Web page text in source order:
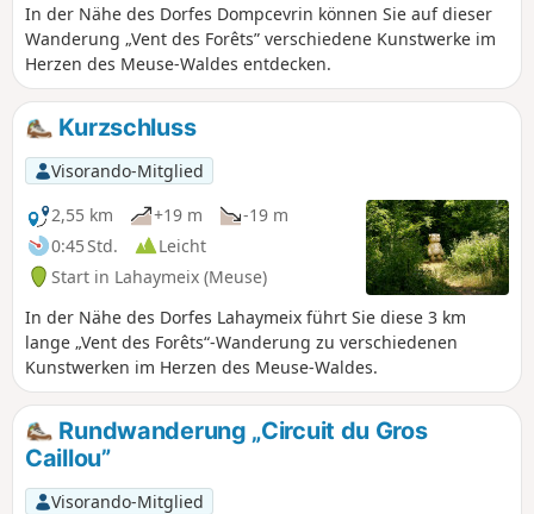
In der Nähe des Dorfes Dompcevrin können Sie auf dieser
Wanderung „Vent des Forêts” verschiedene Kunstwerke im
Herzen des Meuse-Waldes entdecken.
Kurzschluss
Visorando-Mitglied
2,55 km
+19 m
-19 m
0:45 Std.
Leicht
Start in Lahaymeix (Meuse)
In der Nähe des Dorfes Lahaymeix führt Sie diese 3 km
lange „Vent des Forêts“-Wanderung zu verschiedenen
Kunstwerken im Herzen des Meuse-Waldes.
Rundwanderung „Circuit du Gros
Caillou”
Visorando-Mitglied